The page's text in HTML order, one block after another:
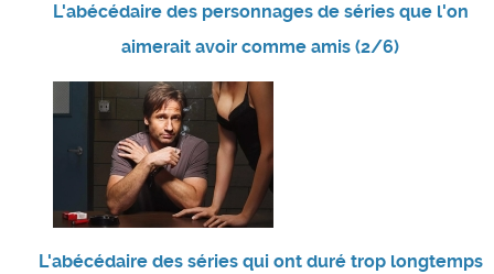
L'abécédaire des personnages de séries que l'on
aimerait avoir comme amis (2/6)
L'abécédaire des séries qui ont duré trop longtemps